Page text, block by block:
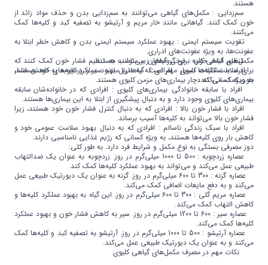
هستند.
سم‌زدایی : مکمل‌های گیاهی می‌توانند به سم‌زدایی بدن و حذف مواد زائد از
خون کمک کنند. گیاهانی مانند خار مریم و آرتیشو به تصفیه کبد و کلیه‌ها کمک
می‌کنند.
تقویت سیستم ایمنی : بهبود عملکرد سیستم ایمنی بدن و کاهش خطر ابتلا به
عفونت‌ها، به ویژه عفونت‌های ادراری.
تنظیم فشار خون : برخی گیاهان می‌توانند به تنظیم فشار خون کمک کنند که
برای سلامت کلیه‌ها بسیار مهم است. گیاهانی مانند سیر و زردچوبه به کاهش فشار
خون کمک می‌کنند.
مکمل‌های گیاهی کلیه برای گروه‌های زیر مناسب هستند:
افراد با مشکلات کلیوی : افرادی که به دنبال بهبود عملکرد کلیه‌های خود هستند،
به ویژه کسانی که دچار بیماری‌های مزمن کلیوی هستند.
افراد با سابقه خانوادگی بیماری‌های کلیوی : افرادی که در خانواده‌شان سابقه
بیماری‌های کلیوی وجود دارد و به دنبال پیشگیری از ابتلا به این بیماری‌ها هستند.
افراد با فشار خون بالا : افرادی که به دنبال کنترل فشار خون خود هستند، زیرا
فشار خون بالا می‌تواند به کلیه‌ها آسیب برساند.
افراد با سبک زندگی ناسالم : افرادی که به دنبال بهبود سلامت عمومی خود و
کاهش بار روی کلیه‌ها هستند، به ویژه کسانی که رژیم غذایی نامناسبی دارند.
دوز مصرفی بستگی به نوع مکمل و شرایط فرد دارد. به طور کلی:
عصاره زردچوبه : 500 تا 1000 میلی‌گرم در روز. زردچوبه به عنوان یک ضدالتهاب
طبیعی عمل می‌کند و می‌تواند به بهبود عملکرد کلیه‌ها کمک کند.
عصاره گزنه : 300 تا 600 میلی‌گرم در روز. گزنه به عنوان یک دیورتیک طبیعی عمل
می‌کند و به دفع مایعات اضافی کمک می‌کند.
عصاره مریم گلی : 300 تا 600 میلی‌گرم در روز. این گیاه به بهبود عملکرد کلیه‌ها و
کاهش التهاب کمک می‌کند.
عصاره سیر : 600 تا 1200 میلی‌گرم در روز. سیر به کاهش فشار خون و بهبود عملکرد
کلیه‌ها کمک می‌کند.
عصاره آرتیشو : 500 تا 1000 میلی‌گرم در روز. آرتیشو به تصفیه کبد و کلیه‌ها کمک
می‌کند و به عنوان یک دیورتیک طبیعی عمل می‌کند.
نکات مهم در مصرف مکمل‌های گیاهی کلیوی